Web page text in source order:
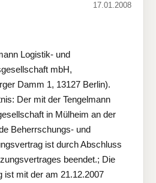
17.01.2008
Logistik- und
mbH,
Damm 1, 13127 Berlin).
Der mit der Tengelmann
in Mülheim an der
Beherrschungs- und
ist durch Abschluss
beendet.; Die
ist mit der am 21.12.2007